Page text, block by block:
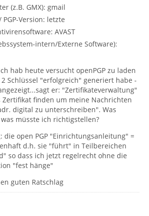
(z.B. GMX): gmail
PGP-Version: letzte
AVAST
intern/Externe Software):
hab heute versucht openPGP zu laden
Schlüssel "erfolgreich" generiert habe -
er: "Zertifikateverwaltung"
Zertifikat finden um meine Nachrichten
digital zu unterschreiben". Was
müsste ich richtigstellen?
die open PGP "Einrichtungsanleitung" =
d.h. sie "führt" in Teilbereichen
so dass ich jetzt regelrecht ohne die
"fest hänge"
guten Ratschlag